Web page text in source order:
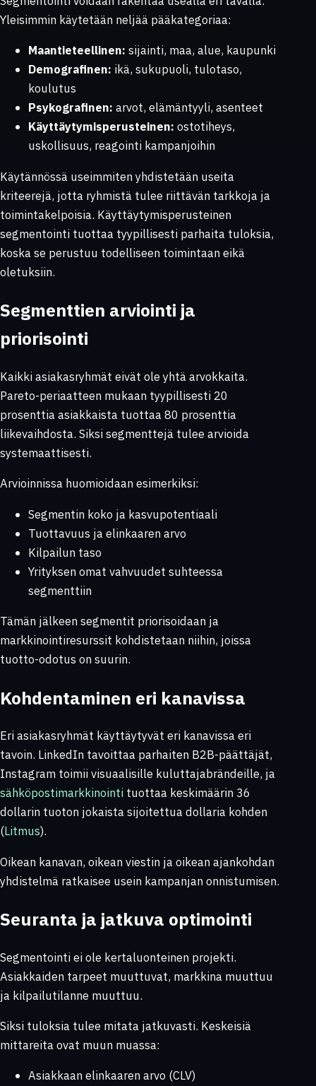
Yleisimmin käytetään neljää pääkategoriaa:
Maantieteellinen: sijainti, maa, alue, kaupunki
Demografinen: ikä, sukupuoli, tulotaso,
koulutus
Psykografinen: arvot, elämäntyyli, asenteet
Käyttäytymisperusteinen: ostotiheys,
uskollisuus, reagointi kampanjoihin
Käytännössä useimmiten yhdistetään useita
kriteerejä, jotta ryhmistä tulee riittävän tarkkoja ja
toimintakelpoisia. Käyttäytymisperusteinen
segmentointi tuottaa tyypillisesti parhaita tuloksia,
koska se perustuu todelliseen toimintaan eikä
oletuksiin.
Segmenttien arviointi ja
priorisointi
Kaikki asiakasryhmät eivät ole yhtä arvokkaita.
Pareto-periaatteen mukaan tyypillisesti 20
prosenttia asiakkaista tuottaa 80 prosenttia
liikevaihdosta. Siksi segmenttejä tulee arvioida
systemaattisesti.
Arvioinnissa huomioidaan esimerkiksi:
Segmentin koko ja kasvupotentiaali
Tuottavuus ja elinkaaren arvo
Kilpailun taso
Yrityksen omat vahvuudet suhteessa
segmenttiin
Tämän jälkeen segmentit priorisoidaan ja
markkinointiresurssit kohdistetaan niihin, joissa
tuotto-odotus on suurin.
Kohdentaminen eri kanavissa
Eri asiakasryhmät käyttäytyvät eri kanavissa eri
tavoin. LinkedIn tavoittaa parhaiten B2B-päättäjät,
Instagram toimii visuaalisille kuluttajabrändeille, ja
sähköpostimarkkinointi tuottaa keskimäärin 36
dollarin tuoton jokaista sijoitettua dollaria kohden
(Litmus).
Oikean kanavan, oikean viestin ja oikean ajankohdan
yhdistelmä ratkaisee usein kampanjan onnistumisen.
Seuranta ja jatkuva optimointi
Segmentointi ei ole kertaluonteinen projekti.
Asiakkaiden tarpeet muuttuvat, markkina muuttuu
ja kilpailutilanne muuttuu.
Siksi tuloksia tulee mitata jatkuvasti. Keskeisiä
mittareita ovat muun muassa:
Asiakkaan elinkaaren arvo (CLV)